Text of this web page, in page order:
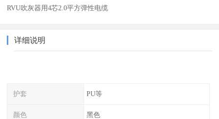
RVU吹灰器用4芯2.0平方弹性电缆
详细说明
护套 PU等
颜色 黑色